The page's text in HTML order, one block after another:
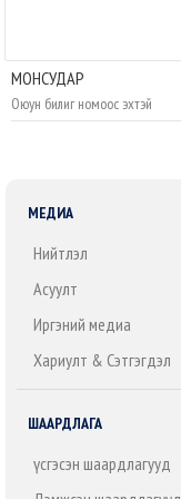
МОНСУДАР
Оюун билиг номоос эхтэй
МЕДИА
Нийтлэл
Асуулт
Иргэний медиа
Хариулт & Сэтгэгдэл
ШААРДЛАГА
Үүсгэсэн шаардлагууд